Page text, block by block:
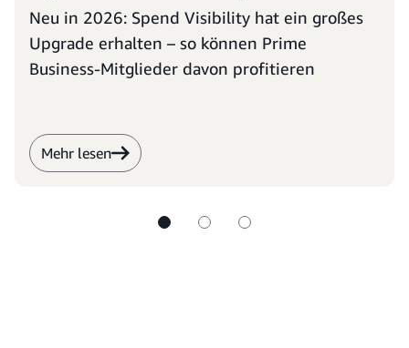
Neu in 2026: Spend Visibility hat ein großes
Upgrade erhalten – so können Prime
Business-Mitglieder davon profitieren
Mehr lesen